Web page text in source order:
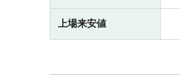
上場来安値